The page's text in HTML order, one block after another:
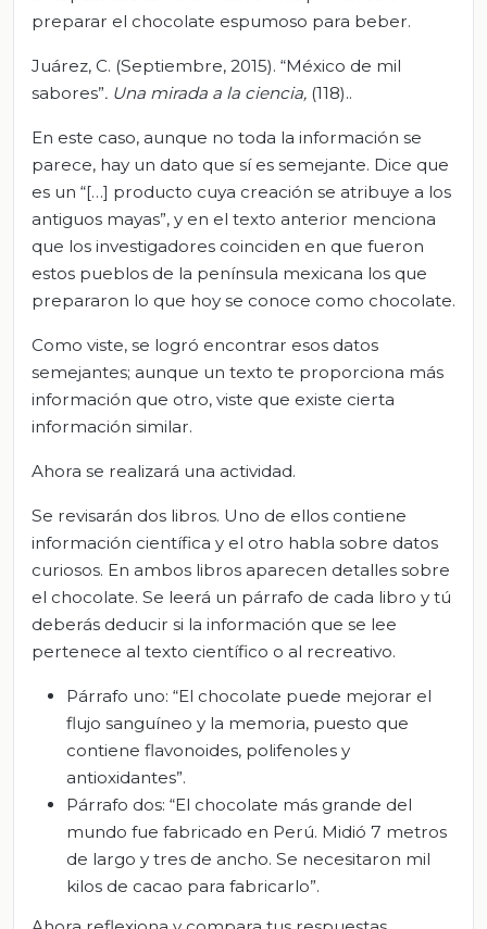
preparar el chocolate espumoso para beber.
Juárez, C. (Septiembre, 2015). “México de mil
sabores”. Una mirada a la ciencia, (118)..
En este caso, aunque no toda la información se
parece, hay un dato que sí es semejante. Dice que
es un “[…] producto cuya creación se atribuye a los
antiguos mayas”, y en el texto anterior menciona
que los investigadores coinciden en que fueron
estos pueblos de la península mexicana los que
prepararon lo que hoy se conoce como chocolate.
Como viste, se logró encontrar esos datos
semejantes; aunque un texto te proporciona más
información que otro, viste que existe cierta
información similar.
Ahora se realizará una actividad.
Se revisarán dos libros. Uno de ellos contiene
información científica y el otro habla sobre datos
curiosos. En ambos libros aparecen detalles sobre
el chocolate. Se leerá un párrafo de cada libro y tú
deberás deducir si la información que se lee
pertenece al texto científico o al recreativo.
Párrafo uno: “El chocolate puede mejorar el
flujo sanguíneo y la memoria, puesto que
contiene flavonoides, polifenoles y
antioxidantes”.
Párrafo dos: “El chocolate más grande del
mundo fue fabricado en Perú. Midió 7 metros
de largo y tres de ancho. Se necesitaron mil
kilos de cacao para fabricarlo”.